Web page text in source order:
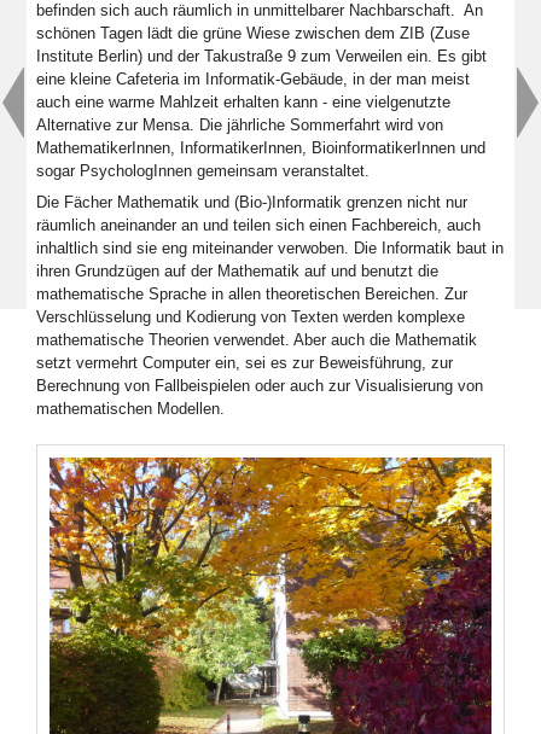
befinden sich auch räumlich in unmittelbarer Nachbarschaft. An
schönen Tagen lädt die grüne Wiese zwischen dem ZIB (Zuse
Institute Berlin) und der Takustraße 9 zum Verweilen ein. Es gibt
eine kleine Cafeteria im Informatik-Gebäude, in der man meist
auch eine warme Mahlzeit erhalten kann - eine vielgenutzte
Alternative zur Mensa. Die jährliche Sommerfahrt wird von
MathematikerInnen, InformatikerInnen, BioinformatikerInnen und
sogar PsychologInnen gemeinsam veranstaltet.
Die Fächer Mathematik und (Bio-)Informatik grenzen nicht nur
räumlich aneinander an und teilen sich einen Fachbereich, auch
inhaltlich sind sie eng miteinander verwoben. Die Informatik baut in
ihren Grundzügen auf der Mathematik auf und benutzt die
mathematische Sprache in allen theoretischen Bereichen. Zur
Verschlüsselung und Kodierung von Texten werden komplexe
mathematische Theorien verwendet. Aber auch die Mathematik
setzt vermehrt Computer ein, sei es zur Beweisführung, zur
Berechnung von Fallbeispielen oder auch zur Visualisierung von
mathematischen Modellen.